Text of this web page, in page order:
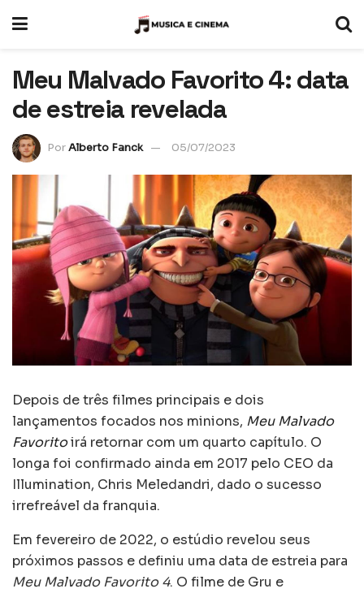
Meu Malvado Favorito 4: data
de estreia revelada
PorAlberto Fanck 05/07/2023
Depois de três filmes principais e dois
lançamentos focados nos minions, Meu Malvado
Favoritoirá retornar com um quarto capítulo. O
longa foi confirmado ainda em 2017 pelo CEO da
Illumination, Chris Meledandri, dado o sucesso
irrefreável da franquia.
Em fevereiro de 2022, o estúdio revelou seus
próximos passos e definiu uma data de estreia para
Meu Malvado Favorito 4. O filme de Gru e